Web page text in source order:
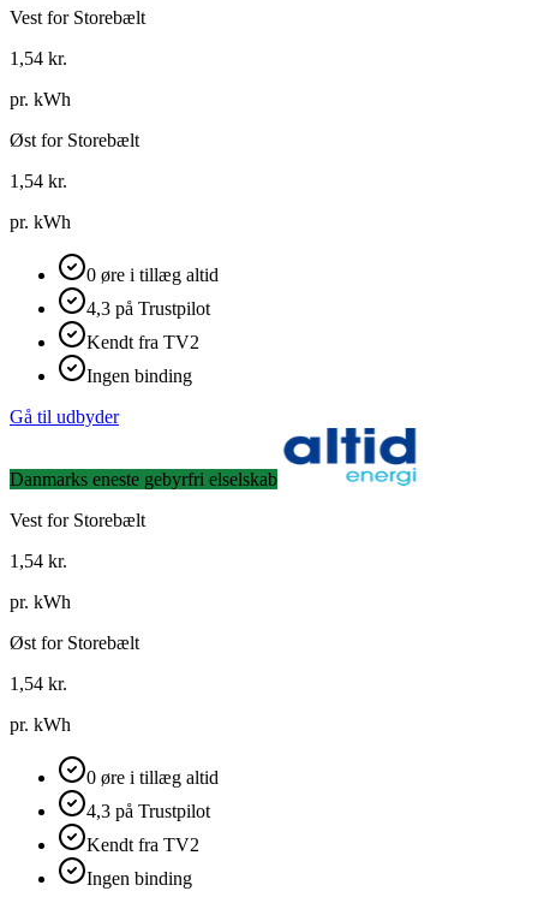
Vest for Storebælt
1,54 kr.
pr. kWh
Øst for Storebælt
1,54 kr.
pr. kWh
0 øre i tillæg altid
4,3 på Trustpilot
Kendt fra TV2
Ingen binding
Gå til udbyder
Danmarks eneste gebyrfri elselskab
Vest for Storebælt
1,54 kr.
pr. kWh
Øst for Storebælt
1,54 kr.
pr. kWh
0 øre i tillæg altid
4,3 på Trustpilot
Kendt fra TV2
Ingen binding